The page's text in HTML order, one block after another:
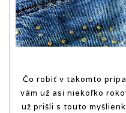
Čo robiť v takomto
vám už asi niekoľko
už prišli s touto